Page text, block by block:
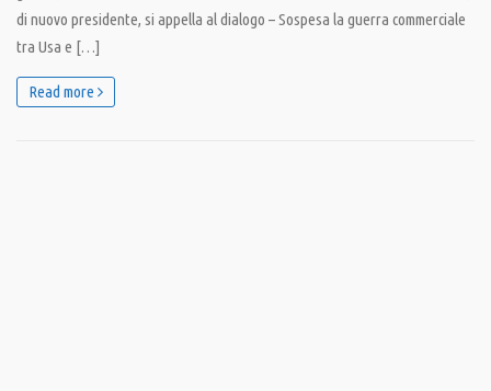
di nuovo presidente, si appella al dialogo – Sospesa la guerra commerciale
tra Usa e […]
Read more